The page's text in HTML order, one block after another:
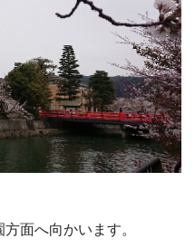
面へ向かいます。